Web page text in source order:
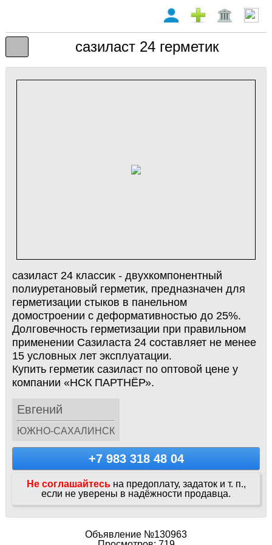
сазиласт 24 герметик
сазиласт 24 классик - двухкомпонентный
полиуретановый герметик, предназначен для
герметизации стыков в панельном
домостроении с деформативностью до 25%.
Долговечность герметизации при правильном
применении Сазиласта 24 составляет не менее
15 условных лет эксплуатации.
Купить герметик сазиласт по оптовой цене у
компании «НСК ПАРТНЁР».
Евгений
ЮЖНО-САХАЛИНСК
+7 983 318 48 04
Не соглашайтесь на предоплату, задаток и т. п.,
если не уверены в надёжности продавца.
Объявление №130963